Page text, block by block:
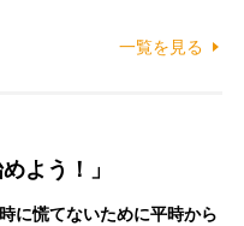
一覧を見る
よう！」
に慌てないために平時から